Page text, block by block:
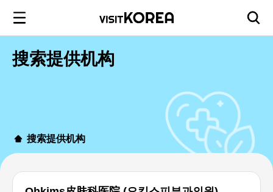
搜索提供机构
搜索提供机构